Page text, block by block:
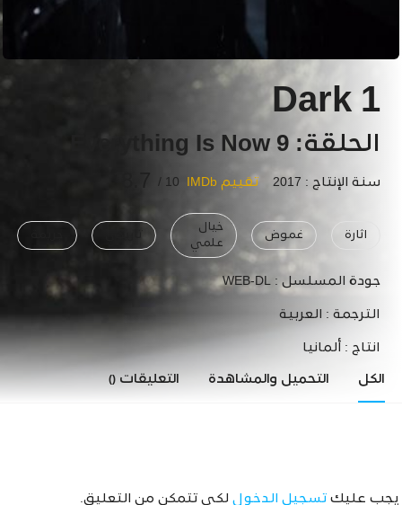
Dark 1
الحلقة: 9 Everything Is Now
سنة الإنتاج : 2017 تقييم IMDb 10 /
اثارة غموض
خيال
علمي
جودة المسلسل : WEB-DL
الترجمة : العربية
انتاج : ألمانيا
الكل التحميل والمشاهدة التعليقات ()
يجب عليك تسجيل الدخول لكي تتمكن من التعليق.